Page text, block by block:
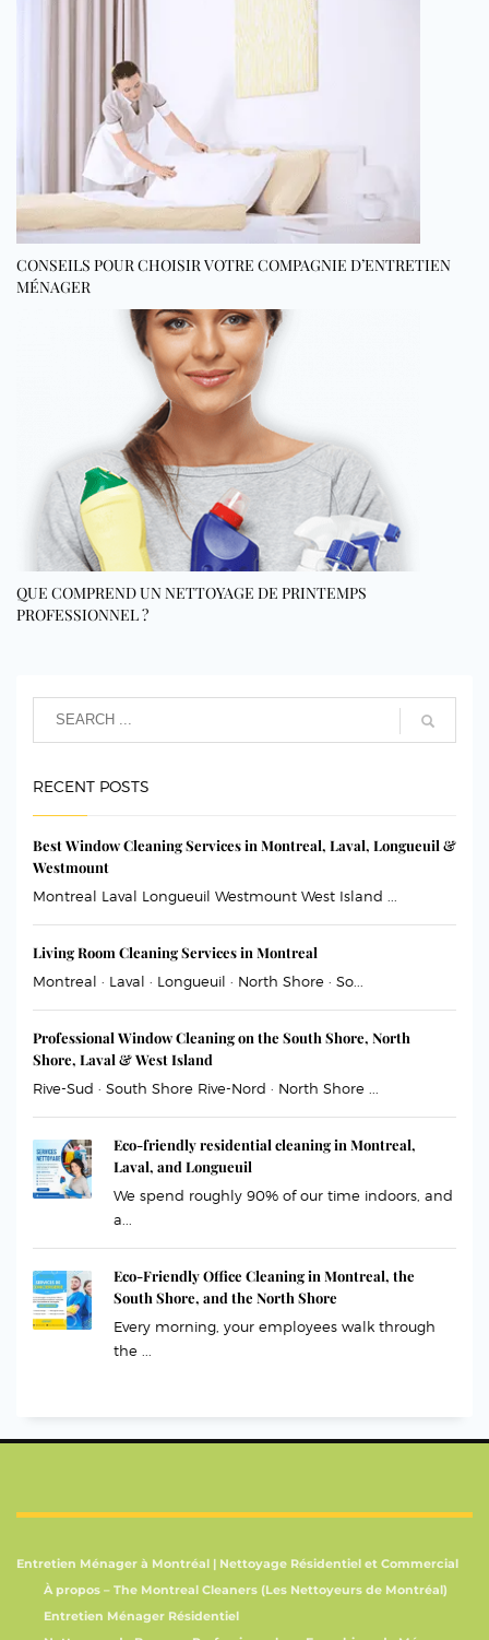
CONSEILS POUR CHOISIR VOTRE COMPAGNIE D’ENTRETIEN
MÉNAGER
QUE COMPREND UN NETTOYAGE DE PRINTEMPS
PROFESSIONNEL ?
RECENT POSTS
Best Window Cleaning Services in Montreal, Laval, Longueuil &
Westmount
Montreal Laval Longueuil Westmount West Island ...
Living Room Cleaning Services in Montreal
Montreal · Laval · Longueuil · North Shore · So...
Professional Window Cleaning on the South Shore, North
Shore, Laval & West Island
Rive-Sud · South Shore Rive-Nord · North Shore ...
Eco-friendly residential cleaning in Montreal,
Laval, and Longueuil
We spend roughly 90% of our time indoors, and
a...
Eco-Friendly Office Cleaning in Montreal, the
South Shore, and the North Shore
Every morning, your employees walk through
the ...
Entretien Ménager à Montréal | Nettoyage Résidentiel et Commercial
À propos – The Montreal Cleaners (Les Nettoyeurs de Montréal)
Entretien Ménager Résidentiel